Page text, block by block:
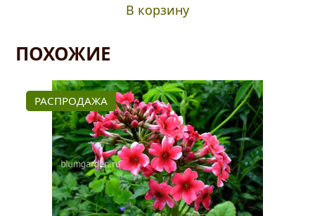
В корзину
ПОХОЖИЕ
РАСПРОДАЖА